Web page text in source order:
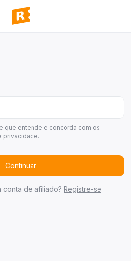
disponíveis
que entende e concorda com os
privacidade.
Continuar
conta de afiliado? Registre-se